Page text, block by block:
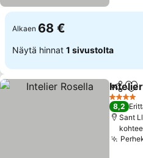
Alkaen 68 €
Näytä hinnat 1 sivustolta
Jaa
4
8,2
Sant